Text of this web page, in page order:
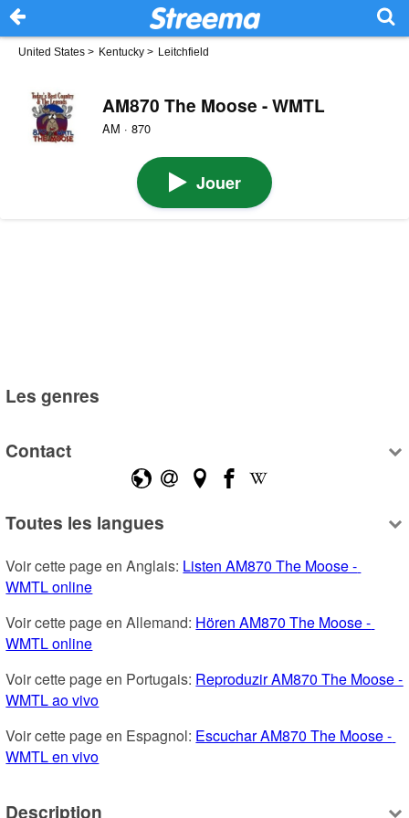
United States > Kentucky > Leitchfield
AM870 The Moose - WMTL
AM · 870
Jouer
Les genres
Contact
Toutes les langues
Voir cette page en Anglais: Listen AM870 The Moose -
WMTL online
Voir cette page en Allemand: Hören AM870 The Moose -
WMTL online
Voir cette page en Portugais: Reproduzir AM870 The Moose -
WMTL ao vivo
Voir cette page en Espagnol: Escuchar AM870 The Moose -
WMTL en vivo
Description